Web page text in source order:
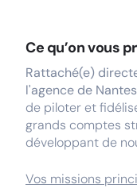
Ce qu’on vous
Rattaché(e)
l'agence de Nantes
de piloter et
grands comptes
développant de
Vos missions